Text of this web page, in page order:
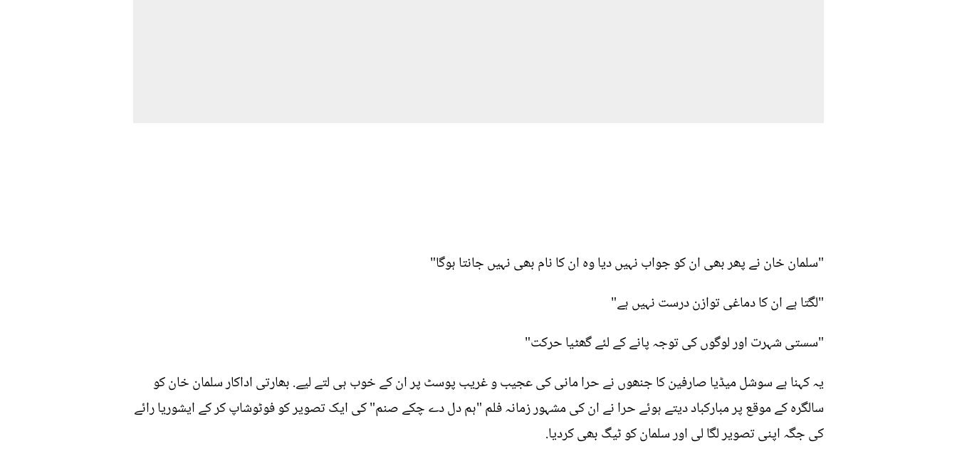
"سلمان خان نے پھر بھی ان کو جواب نہیں دیا وہ ان کا نام بھی نہیں جانتا ہوگا"
"لگتا ہے ان کا دماغی توازن درست نہیں ہے"
"سستی شہرت اور لوگوں کی توجہ پانے کے لئے گھٹیا حرکت"
یہ کہنا ہے سوشل میڈیا صارفین کا جنھوں نے حرا مانی کی عجیب و غریب پوسٹ پر ان کے خوب ہی لتے لیے. بھارتی اداکار سلمان خان کو
سالگرہ کے موقع پر مبارکباد دیتے ہوئے حرا نے ان کی مشہور زمانہ فلم "ہم دل دے چکے صنم" کی ایک تصویر کو فوٹوشاپ کر کے ایشوریا رائے
کی جگہ اپنی تصویر لگا لی اور سلمان کو ٹیگ بھی کردیا.